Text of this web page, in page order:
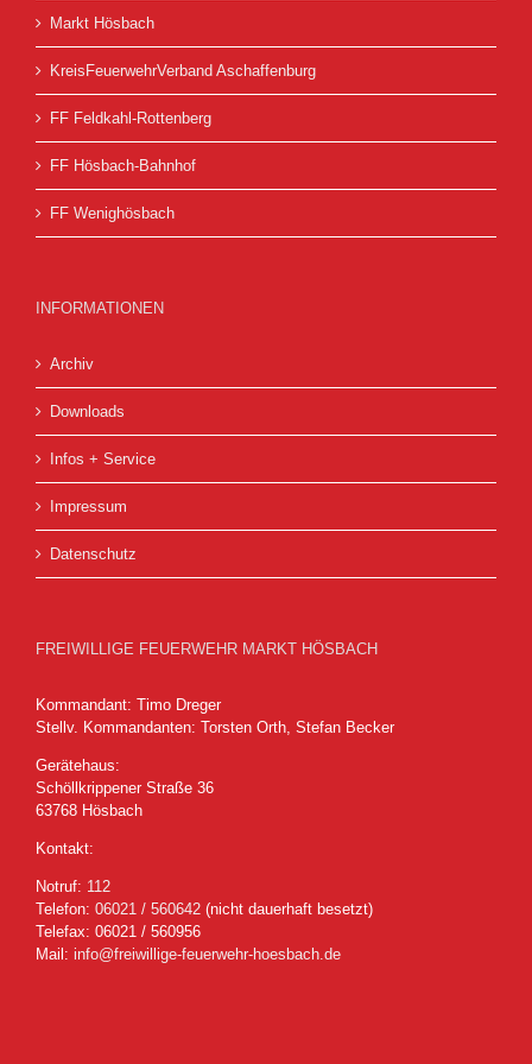
Markt Hösbach
KreisFeuerwehrVerband Aschaffenburg
FF Feldkahl-Rottenberg
FF Hösbach-Bahnhof
FF Wenighösbach
INFORMATIONEN
Archiv
Downloads
Infos + Service
Impressum
Datenschutz
FREIWILLIGE FEUERWEHR MARKT HÖSBACH
Kommandant: Timo Dreger
Stellv. Kommandanten: Torsten Orth, Stefan Becker
Gerätehaus:
Schöllkrippener Straße 36
63768 Hösbach
Kontakt:
Notruf: 112
Telefon: 06021 / 560642 (nicht dauerhaft besetzt)
Telefax: 06021 / 560956
Mail: info@freiwillige-feuerwehr-hoesbach.de